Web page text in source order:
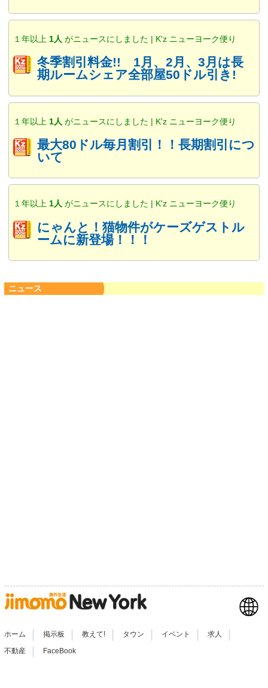
１年以上 1人 がニュースにしました | K'z ニューヨーク便り
冬季割引料金!! 1月、2月、3月は長
期ルームシェア全部屋50ドル引き!
１年以上 1人 がニュースにしました | K'z ニューヨーク便り
最大80ドル毎月割引！！長期割引につ
いて
１年以上 1人 がニュースにしました | K'z ニューヨーク便り
にゃんと！猫物件がケーズゲストル
ームに新登場！！！
ニュース
ホーム 掲示板 教えて! タウン イベント 求人
不動産 | FaceBook